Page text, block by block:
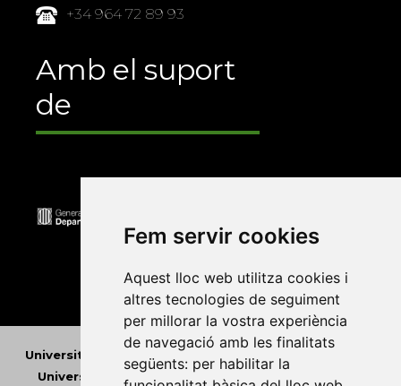
Fem servir cookies
Aquest lloc web utilitza cookies i
altres tecnologies de seguiment
per millorar la vostra experiència
de navegació amb les finalitats
següents: per habilitar la
+34 964 72 89 93
Amb el suport
de
Universitat Abat Oliba CEU
Universitat d'Andorra
• Universitat Autònoma de